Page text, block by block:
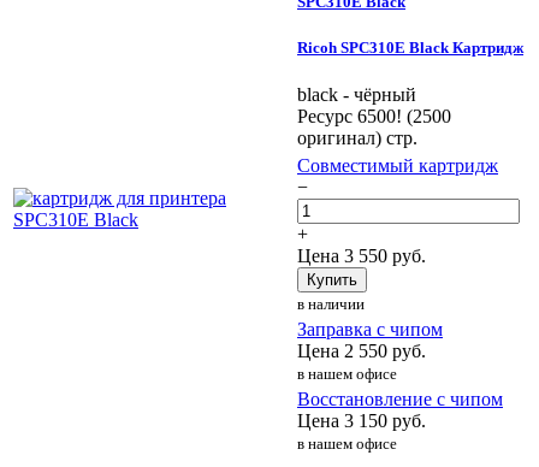
Ricoh SPC310E Black Картридж
black - чёрный
Ресурс 6500! (2500
оригинал) стр.
Совместимый картридж
−
+
Цена 3 550 руб.
Купить
в наличии
Заправка с чипом
Цена 2 550 руб.
в нашем офисе
Восстановление с чипом
Цена 3 150 руб.
в нашем офисе